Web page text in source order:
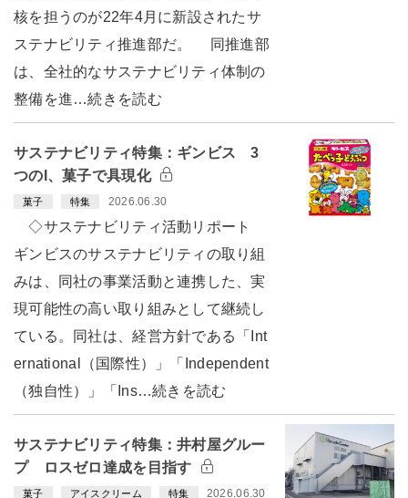
核を担うのが22年4月に新設されたサ
ステナビリティ推進部だ。 同推進部
は、全社的なサステナビリティ体制の
整備を進…続きを読む
サステナビリティ特集：ギンビス 3
つのI、菓子で具現化
菓子 特集 2026.06.30
◇サステナビリティ活動リポート
ギンビスのサステナビリティの取り組
みは、同社の事業活動と連携した、実
現可能性の高い取り組みとして継続し
ている。同社は、経営方針である「Int
ernational（国際性）」「Independent
（独自性）」「Ins…続きを読む
サステナビリティ特集：井村屋グルー
プ ロスゼロ達成を目指す
菓子 アイスクリーム 特集 2026.06.30